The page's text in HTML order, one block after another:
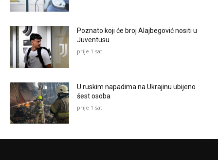
Poznato koji će broj Alajbegović nositi u
Juventusu
prije 1 sat
U ruskim napadima na Ukrajinu ubijeno
šest osoba
prije 1 sat